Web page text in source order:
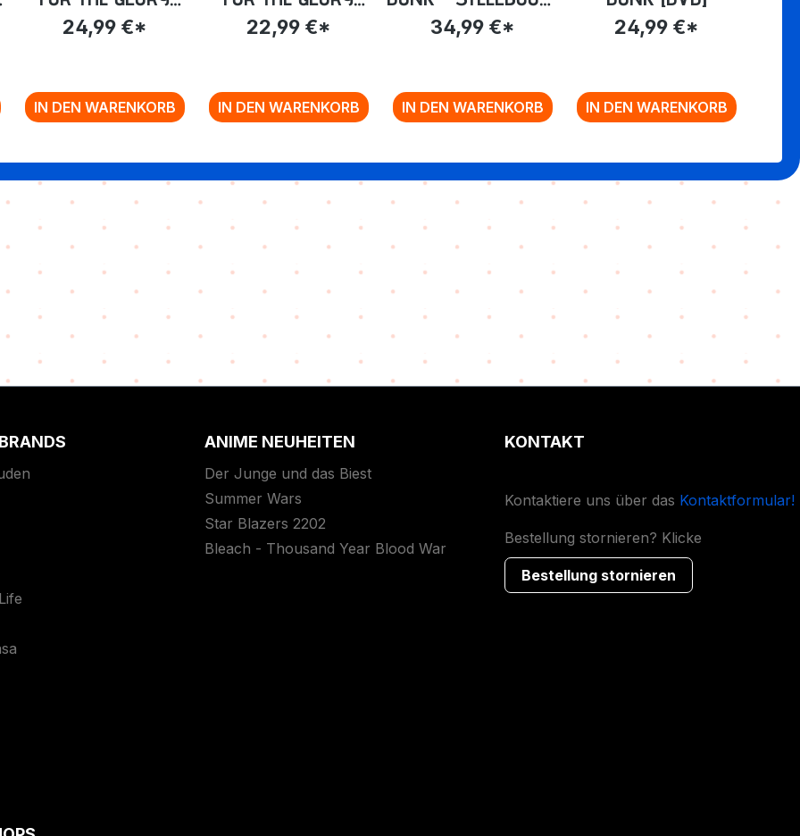
BLU-RAY
24,99 €*
IN DEN WARENKORB
[DVD]
22,99 €*
IN DEN WARENKORB
EDITION [4K-
UHD+BLU-RAY]
34,99 €*
IN DEN WARENKORB
24,99 €*
IN DEN WARENKORB
ANIME NEUHEITEN
Der Junge und das Biest
Summer Wars
Star Blazers 2202
Bleach - Thousand Year Blood War
KONTAKT
Kontaktiere uns über das Kontaktformular!
Bestellung stornieren? Klicke
Bestellung stornieren